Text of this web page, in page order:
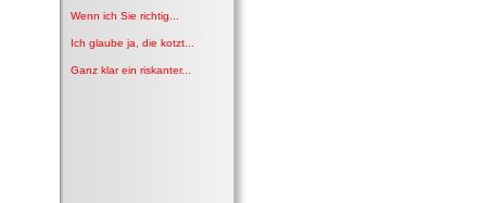
Wenn ich Sie richtig...
Ich glaube ja, die kotzt...
Ganz klar ein riskanter...